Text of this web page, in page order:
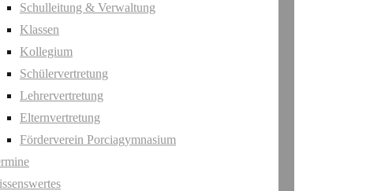
Schulleitung & Verwaltung
Klassen
Kollegium
Schülervertretung
Lehrervertretung
Elternvertretung
Förderverein Porciagymnasium